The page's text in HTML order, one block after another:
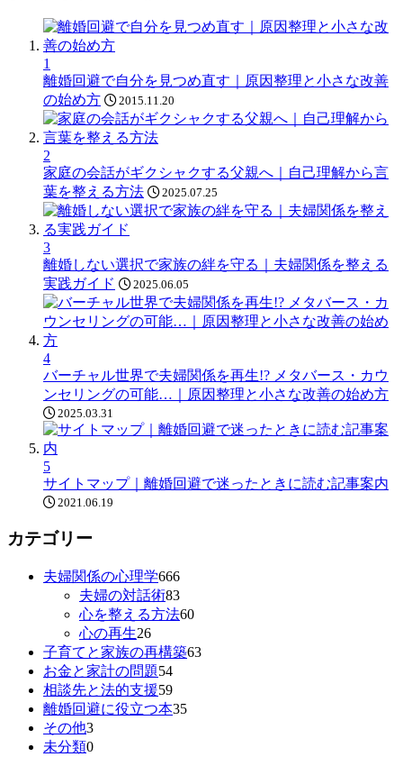
1
離婚回避で自分を見つめ直す｜原因整理と小さな改善
の始め方
2015.11.20
2
家庭の会話がギクシャクする父親へ｜自己理解から言
葉を整える方法
2025.07.25
3
離婚しない選択で家族の絆を守る｜夫婦関係を整える
実践ガイド
2025.06.05
4
バーチャル世界で夫婦関係を再生!? メタバース・カウ
ンセリングの可能…｜原因整理と小さな改善の始め方
2025.03.31
5
サイトマップ｜離婚回避で迷ったときに読む記事案内
2021.06.19
カテゴリー
夫婦関係の心理学666
夫婦の対話術83
心を整える方法60
心の再生26
子育てと家族の再構築63
お金と家計の問題54
相談先と法的支援59
離婚回避に役立つ本35
その他3
未分類0